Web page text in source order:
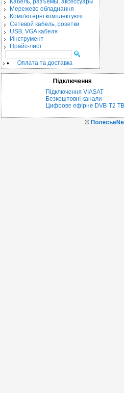
Кабель, разъемы, аксессуары
Мережеве обладнання
Комп'ютерні комплектуючі
Сетевой кабель, розетки
USB, VGA кабеля
Инструмент
Прайс-лист
Оплата та доставка
Підключення
Підключення VIASAT
Безкоштовні канали
Цифрове ефірне DVB-T2 ТВ
©